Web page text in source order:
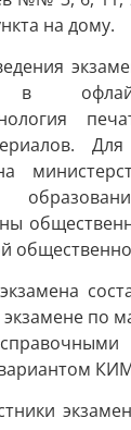
на дому.
в
по